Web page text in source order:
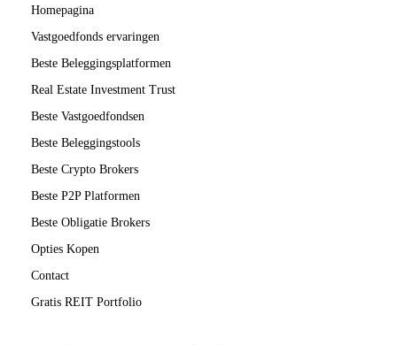
Homepagina
Vastgoedfonds ervaringen
Beste Beleggingsplatformen
Real Estate Investment Trust
Beste Vastgoedfondsen
Beste Beleggingstools
Beste Crypto Brokers
Beste P2P Platformen
Beste Obligatie Brokers
Opties Kopen
Contact
Gratis REIT Portfolio